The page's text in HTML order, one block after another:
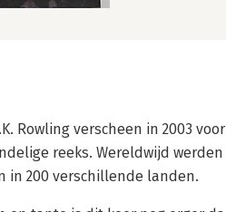
Rowling verscheen in 2003
reeks. Wereldwijd
in 200 verschillende landen.